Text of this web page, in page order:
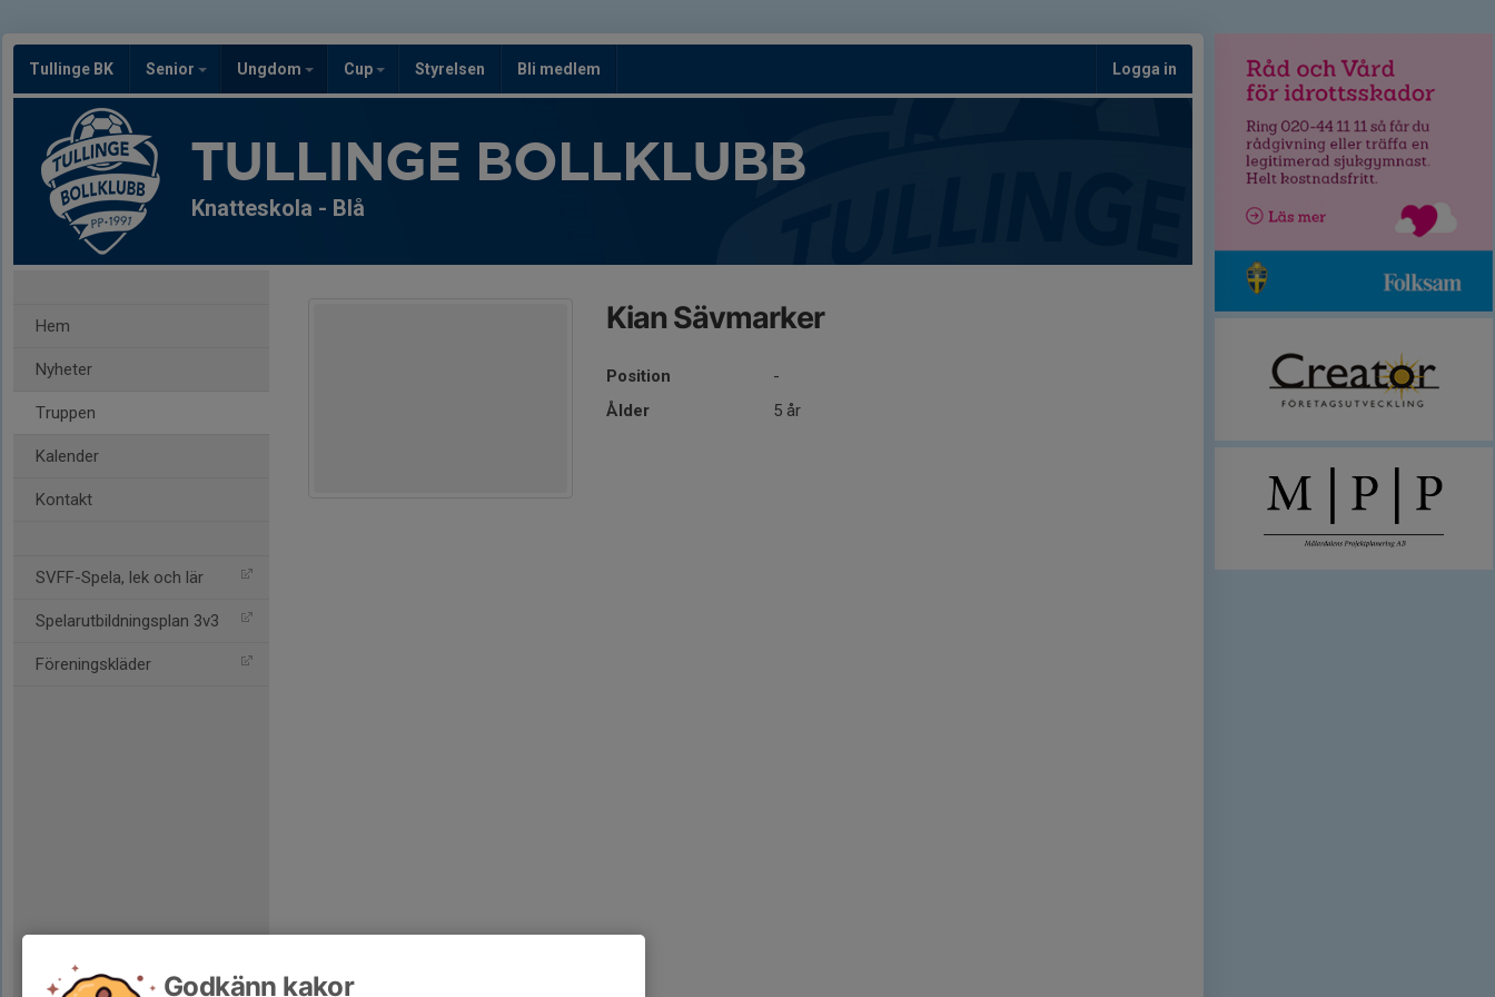
Tullinge BK Senior Ungdom Cup Styrelsen Bli medlem Logga in
TULLINGE BOLLKLUBB
Knatteskola - Blå
Hem
Nyheter
Truppen
Kalender
Kontakt
SVFF-Spela, lek och lär
Spelarutbildningsplan 3v3
Föreningskläder
Kian Sävmarker
Position
-
Ålder
5 år
Godkänn kakor